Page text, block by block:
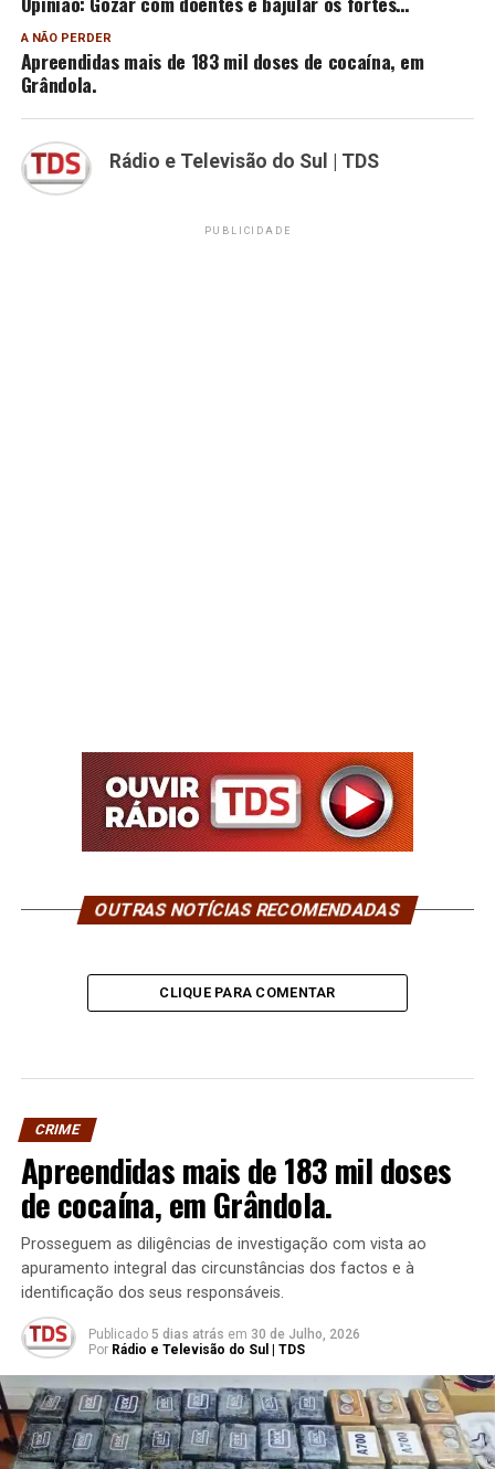
A NÃO PERDER
Apreendidas mais de 183 mil doses de cocaína, em
Grândola.
Rádio e Televisão do Sul | TDS
PUBLICIDADE
OUTRAS NOTÍCIAS RECOMENDADAS
CLIQUE PARA COMENTAR
CRIME
Apreendidas mais de 183 mil doses
de cocaína, em Grândola.
Prosseguem as diligências de investigação com vista ao
apuramento integral das circunstâncias dos factos e à
identificação dos seus responsáveis.
Publicado 5 dias atrás em 30 de Julho, 2026
Por Rádio e Televisão do Sul | TDS